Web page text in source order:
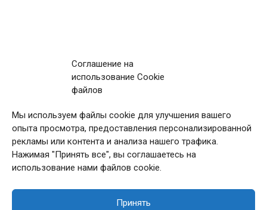
Соглашение на
использование Cookie
файлов
Мы используем файлы cookie для улучшения вашего
опыта просмотра, предоставления персонализированной
рекламы или контента и анализа нашего трафика.
Нажимая "Принять все", вы соглашаетесь на
использование нами файлов cookie.
Принять